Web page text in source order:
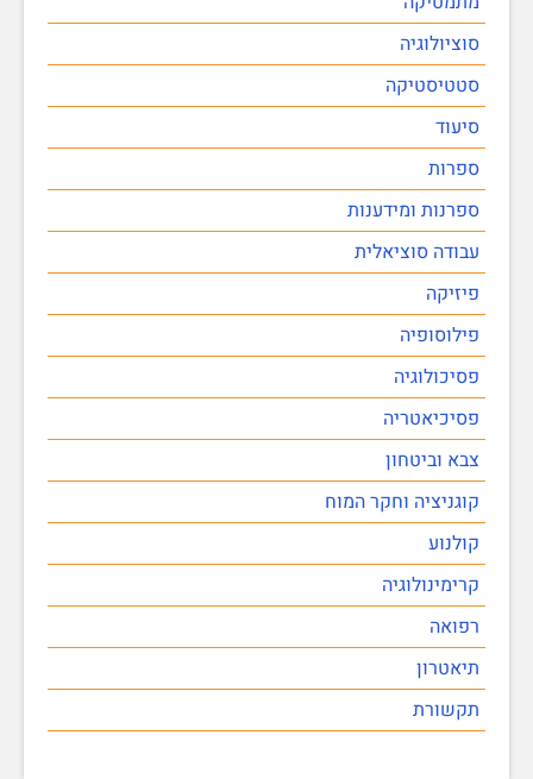
סוציולוגיה
סטטיסטיקה
סיעוד
ספרות
ספרנות ומידענות
עבודה סוציאלית
פיזיקה
פילוסופיה
פסיכולוגיה
פסיכיאטריה
צבא וביטחון
קוגניציה וחקר המוח
קולנוע
קרימינולוגיה
רפואה
תיאטרון
תקשורת